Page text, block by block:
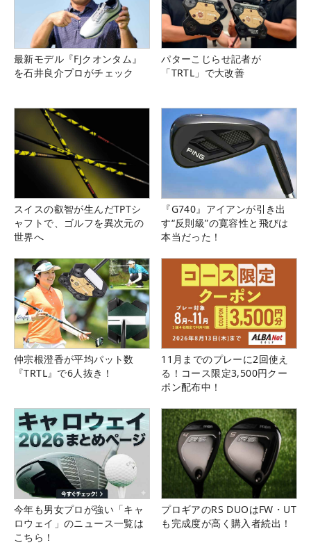
最新モデル『FJクオンタム』
を石井良介プロがチェック
パターこじらせ記者が
「TRTL」で大改善
スイスの叡智が生んだTPTシ
ャフトで、ゴルフを異次元の
世界へ
『G740』アイアンが引き出
す“反則級”の寛容性と飛びは
本当だった！
仲宗根澄香が平均パット数
『TRTL』で6人抜き！
11月までのプレーに2回使え
る！コース限定3,500円クー
ポン配布中！
今年も男女プロが強い「キャ
ロウェイ」のニュース一覧は
こちら！
プロギアのRS DUOはFW・UT
も完成度が高く購入者続出！